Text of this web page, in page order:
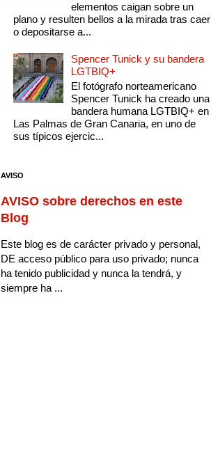
elementos caigan sobre un
plano y resulten bellos a la mirada tras caer
o depositarse a...
Spencer Tunick y su bandera
LGTBIQ+
El fotógrafo norteamericano
Spencer Tunick ha creado una
bandera humana LGTBIQ+ en
Las Palmas de Gran Canaria, en uno de
sus típicos ejercic...
AVISO
AVISO sobre derechos en este
Blog
Este blog es de carácter privado y personal,
DE acceso público para uso privado; nunca
ha tenido publicidad y nunca la tendrá, y
siempre ha ...